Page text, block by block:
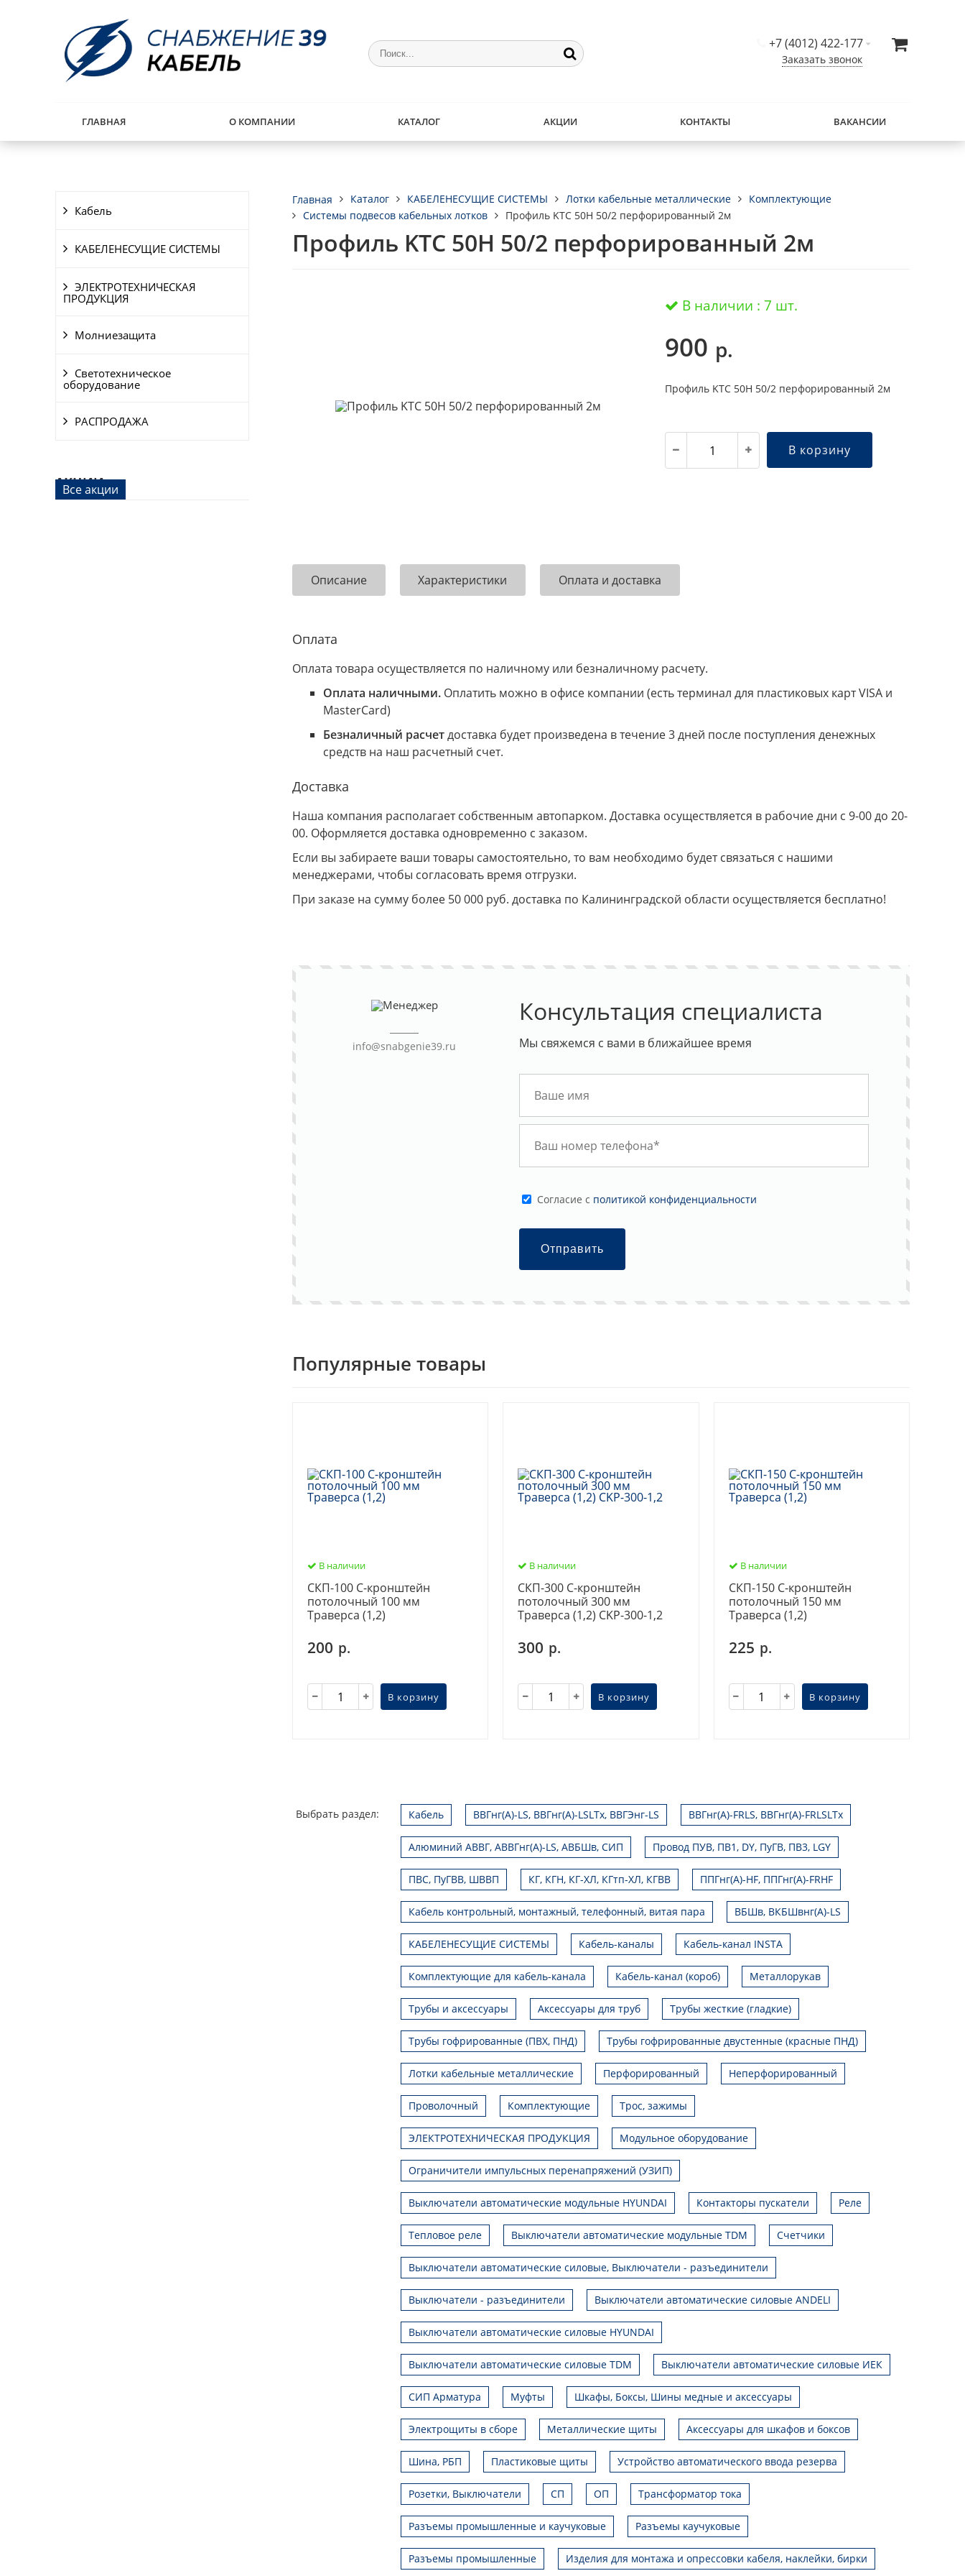
+7 (4012) 422-177
Заказать звонок
ГЛАВНАЯ О КОМПАНИИ КАТАЛОГ АКЦИИ КОНТАКТЫ ВАКАНСИИ
Кабель
КАБЕЛЕНЕСУЩИЕ СИСТЕМЫ
ЭЛЕКТРОТЕХНИЧЕСКАЯ
ПРОДУКЦИЯ
Молниезащита
Светотехническое
оборудование
РАСПРОДАЖА
АКЦИИ
Все акции
Главная Каталог КАБЕЛЕНЕСУЩИЕ СИСТЕМЫ Лотки кабельные металлические
Комплектующие
Системы подвесов кабельных лотков
Профиль KTC 50H 50/2 перфорированный 2м
Профиль KTC 50H 50/2 перфорированный 2м
В наличии : 7 шт.
900 р.
Профиль KTC 50H 50/2 перфорированный 2м
В корзину
Описание Характеристики Оплата и доставка
Оплата
Оплата товара осуществляется по наличному или безналичному расчету.
Оплата наличными. Оплатить можно в офисе компании (есть терминал для пластиковых карт VISA и
MasterCard)
Безналичный расчетдоставка будет произведена в течение 3 дней после поступления денежных
средств на наш расчетный счет.
Доставка
Наша компания располагает собственным автопарком. Доставка осуществляется в рабочие дни с 9-00 до 20-
00. Оформляется доставка одновременно с заказом.
Если вы забираете ваши товары самостоятельно, то вам необходимо будет связаться с нашими
менеджерами, чтобы согласовать время отгрузки.
При заказе на сумму более 50 000 руб. доставка по Калининградской области осуществляется бесплатно!
info@snabgenie39.ru
Консультация специалиста
Мы свяжемся с вами в ближайшее время
Cогласие с политикой конфиденциальности
Отправить
Популярные товары
В наличии
СКП-100 С-кронштейн
потолочный 100 мм
Траверса (1,2)
200 р.
В корзину
В наличии
СКП-300 С-кронштейн
потолочный 300 мм
Траверса (1,2) CKP-300-1,2
300 р.
В корзину
В наличии
СКП-150 С-кронштейн
потолочный 150 мм
Траверса (1,2)
225 р.
В корзину
Выбрать раздел: Кабель ВВГнг(А)-LS, ВВГнг(А)-LSLTx, ВВГЭнг-LS ВВГнг(А)-FRLS, ВВГнг(А)-FRLSLTx
Алюминий АВВГ, АВВГнг(А)-LS, АВБШв, СИП Провод ПУВ, ПВ1, DY, ПуГВ, ПВ3, LGY
ПВС, ПуГВВ, ШВВП КГ, КГН, КГ-ХЛ, КГтп-ХЛ, КГВВ ППГнг(А)-HF, ППГнг(А)-FRHF
Кабель контрольный, монтажный, телефонный, витая пара ВБШв, ВКБШвнг(А)-LS
КАБЕЛЕНЕСУЩИЕ СИСТЕМЫ Кабель-каналы Кабель-канал INSTA
Комплектующие для кабель-канала Кабель-канал (короб) Металлорукав
Трубы и аксессуары Аксессуары для труб Трубы жесткие (гладкие)
Трубы гофрированные (ПВХ, ПНД) Трубы гофрированные двустенные (красные ПНД)
Лотки кабельные металлические Перфорированный Неперфорированный
Проволочный Комплектующие Трос, зажимы
ЭЛЕКТРОТЕХНИЧЕСКАЯ ПРОДУКЦИЯ Модульное оборудование
Ограничители импульсных перенапряжений (УЗИП)
Выключатели автоматические модульные HYUNDAI Контакторы пускатели Реле
Тепловое реле Выключатели автоматические модульные TDM Счетчики
Выключатели автоматические силовые, Выключатели - разъединители
Выключатели - разъединители Выключатели автоматические силовые ANDELI
Выключатели автоматические силовые HYUNDAI
Выключатели автоматические силовые TDM Выключатели автоматические силовые ИЕК
СИП Арматура Муфты Шкафы, Боксы, Шины медные и аксессуары
Электрощиты в сборе Металлические щиты Аксессуары для шкафов и боксов
Шина, РБП Пластиковые щиты Устройство автоматического ввода резерва
Розетки, Выключатели СП ОП Трансформатор тока
Разъемы промышленные и каучуковые Разъемы каучуковые
Разъемы промышленные Изделия для монтажа и опрессовки кабеля, наклейки, бирки